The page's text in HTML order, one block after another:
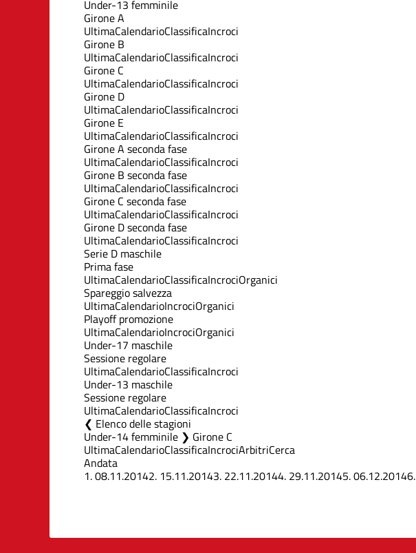
Under-13 femminile
Girone A
UltimaCalendarioClassificaIncroci
Girone B
UltimaCalendarioClassificaIncroci
Girone C
UltimaCalendarioClassificaIncroci
Girone D
UltimaCalendarioClassificaIncroci
Girone E
UltimaCalendarioClassificaIncroci
Girone A seconda fase
UltimaCalendarioClassificaIncroci
Girone B seconda fase
UltimaCalendarioClassificaIncroci
Girone C seconda fase
UltimaCalendarioClassificaIncroci
Girone D seconda fase
UltimaCalendarioClassificaIncroci
Serie D maschile
Prima fase
UltimaCalendarioClassificaIncrociOrganici
Spareggio salvezza
UltimaCalendarioIncrociOrganici
Playoff promozione
UltimaCalendarioIncrociOrganici
Under-17 maschile
Sessione regolare
UltimaCalendarioClassificaIncroci
Under-13 maschile
Sessione regolare
UltimaCalendarioClassificaIncroci
Elenco delle stagioni
Under-14 femminile ❯ Girone C
UltimaCalendarioClassificaIncrociArbitriCerca
Andata
1.08.11.20142. 15.11.20143. 22.11.20144. 29.11.20145.06.12.20146.